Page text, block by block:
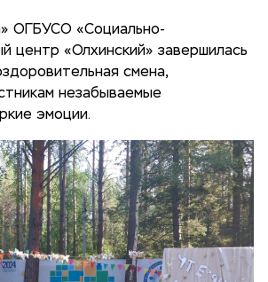
ОГБУСО «Социально-
центр «Олхинский» завершилась
смена,
незабываемые
эмоции.